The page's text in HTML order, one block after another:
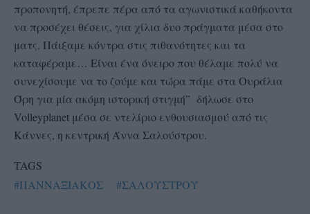
προπονητή, έπρεπε πέρα από τα αγωνιστικά καθήκοντα
να προσέχει θέσεις, για χίλια δυο πράγματα μέσα στο
ματς. Πάιξαμε κόντρα στις πιθανότητες και τα
καταφέραμε… Είναι ένα όνειρο που θέλαμε πολύ να
συνεχίσουμε να το ζούμε και τώρα πάμε στα Ουράλια
Όρη για μία ακόμη ιστορική στιγμή” δήλωσε στο
Volleyplanet μέσα σε ντελίριο ενθουσιασμού από τις
Κάννες, η κεντρική Άννα Σαλούστρου.
TAGS
#ΠΑΝΝΑΞΙΑΚΟΣ
#ΣΑΛΟΥΣΤΡΟΥ